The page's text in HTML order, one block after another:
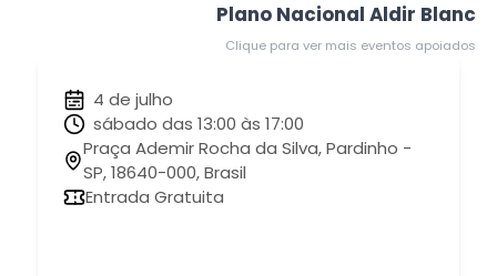
Plano Nacional Aldir Blanc
Clique para ver mais eventos apoiados
4 de julho
sábado das 13:00 às 17:00
Praça Ademir Rocha da Silva, Pardinho -
SP, 18640-000, Brasil
Entrada Gratuita